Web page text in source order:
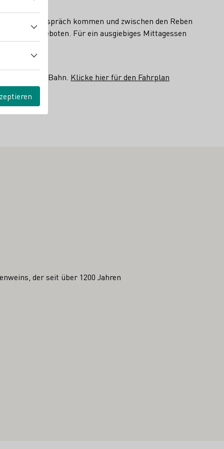
ins Gespräch kommen und zwischen den Reben
Stand angeboten. Für ein ausgiebiges Mittagessen
Deutsche Bahn. Klicke hier für den Fahrplan
der seit über 1200 Jahren